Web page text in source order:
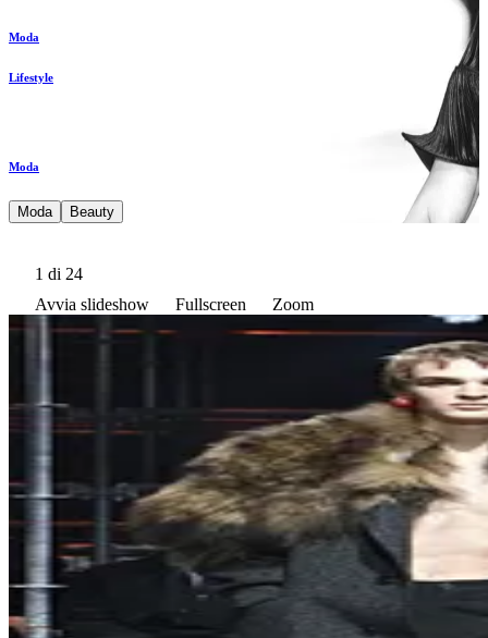
Moda
Lifestyle
Moda
Moda Beauty
1 di 24
Avvia slideshow
Fullscreen Zoom